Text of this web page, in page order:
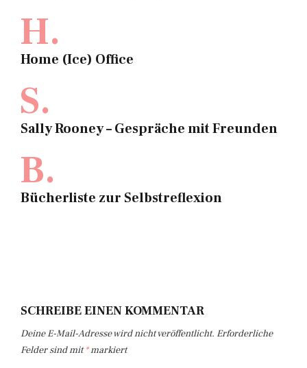
H.
Home (Ice) Office
S.
Sally Rooney – Gespräche mit Freunden
B.
Bücherliste zur Selbstreflexion
SCHREIBE EINEN KOMMENTAR
Deine E-Mail-Adresse wird nicht veröffentlicht. Erforderliche
Felder sind mit*markiert